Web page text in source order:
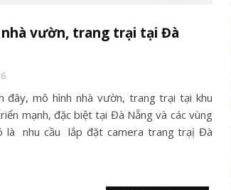
nhà vườn, trang trại tại Đà
đây, mô hình nhà vườn, trang trại tại khu
mạnh, đặc biệt tại Đà Nẵng và các vùng
là nhu cầu lắp đặt camera trang trạị Đà